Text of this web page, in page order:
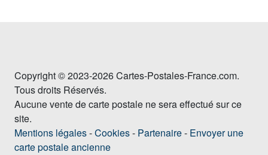
Copyright © 2023-2026 Cartes-Postales-France.com.
Tous droits Réservés.
Aucune vente de carte postale ne sera effectué sur ce
site.
Mentions légales-Cookies- Partenaire- Envoyer une
carte postale ancienne